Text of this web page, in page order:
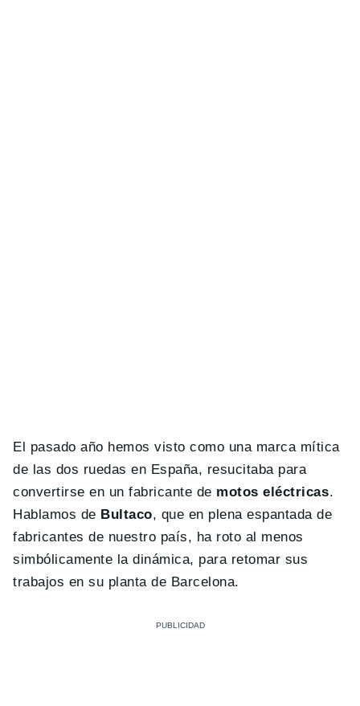
El pasado año hemos visto como una marca mítica
de las dos ruedas en España, resucitaba para
convertirse en un fabricante de motos eléctricas.
Hablamos de Bultaco, que en plena espantada de
fabricantes de nuestro país, ha roto al menos
simbólicamente la dinámica, para retomar sus
trabajos en su planta de Barcelona.